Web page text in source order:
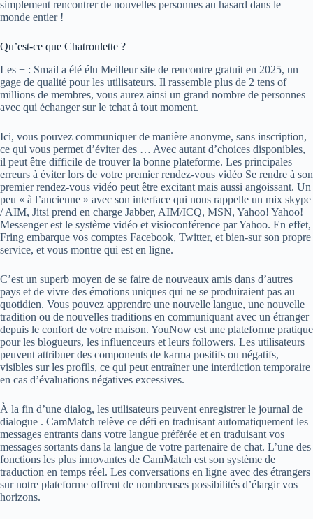
simplement rencontrer de nouvelles personnes au hasard dans le
monde entier !
Qu’est-ce que Chatroulette ?
Les + : Smail a été élu Meilleur site de rencontre gratuit en 2025, un
gage de qualité pour les utilisateurs. Il rassemble plus de 2 tens of
millions de membres, vous aurez ainsi un grand nombre de personnes
avec qui échanger sur le tchat à tout moment.
Ici, vous pouvez communiquer de manière anonyme, sans inscription,
ce qui vous permet d’éviter des … Avec autant d’choices disponibles,
il peut être difficile de trouver la bonne plateforme. Les principales
erreurs à éviter lors de votre premier rendez-vous vidéo Se rendre à son
premier rendez-vous vidéo peut être excitant mais aussi angoissant. Un
peu « à l’ancienne » avec son interface qui nous rappelle un mix skype
/ AIM, Jitsi prend en charge Jabber, AIM/ICQ, MSN, Yahoo! Yahoo!
Messenger est le système vidéo et visioconférence par Yahoo. En effet,
Fring embarque vos comptes Facebook, Twitter, et bien-sur son propre
service, et vous montre qui est en ligne.
C’est un superb moyen de se faire de nouveaux amis dans d’autres
pays et de vivre des émotions uniques qui ne se produiraient pas au
quotidien. Vous pouvez apprendre une nouvelle langue, une nouvelle
tradition ou de nouvelles traditions en communiquant avec un étranger
depuis le confort de votre maison. YouNow est une plateforme pratique
pour les blogueurs, les influenceurs et leurs followers. Les utilisateurs
peuvent attribuer des components de karma positifs ou négatifs,
visibles sur les profils, ce qui peut entraîner une interdiction temporaire
en cas d’évaluations négatives excessives.
À la fin d’une dialog, les utilisateurs peuvent enregistrer le journal de
dialogue . CamMatch relève ce défi en traduisant automatiquement les
messages entrants dans votre langue préférée et en traduisant vos
messages sortants dans la langue de votre partenaire de chat. L’une des
fonctions les plus innovantes de CamMatch est son système de
traduction en temps réel. Les conversations en ligne avec des étrangers
sur notre plateforme offrent de nombreuses possibilités d’élargir vos
horizons.